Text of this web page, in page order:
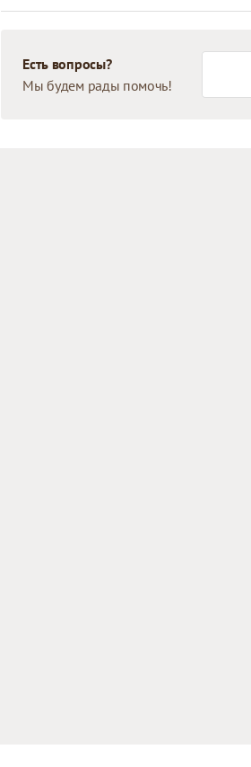
Есть вопросы?
Мы будем рады помочь!